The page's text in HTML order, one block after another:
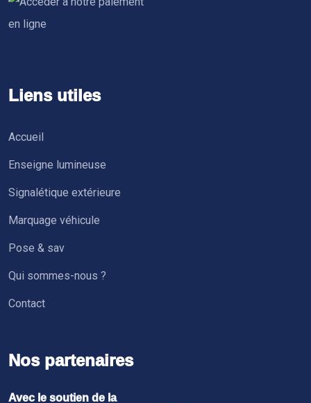
Liens utiles
Accueil
Enseigne lumineuse
Signalétique extérieure
Marquage véhicule
Pose & sav
Qui sommes-nous ?
Contact
Nos partenaires
Avec le soutien de la